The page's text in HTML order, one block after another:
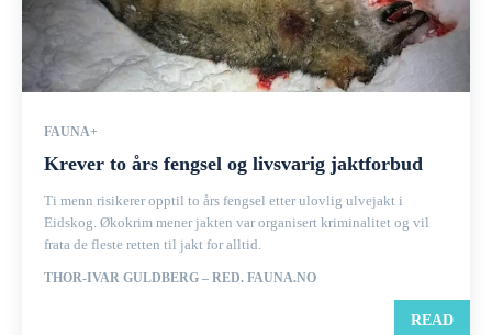
FAUNA+
Krever to års fengsel og livsvarig jaktforbud
Ti menn risikerer opptil to års fengsel etter ulovlig ulvejakt i
Eidskog. Økokrim mener jakten var organisert kriminalitet og vil
frata de fleste retten til jakt for alltid.
THOR-IVAR GULDBERG – RED. FAUNA.NO
READ